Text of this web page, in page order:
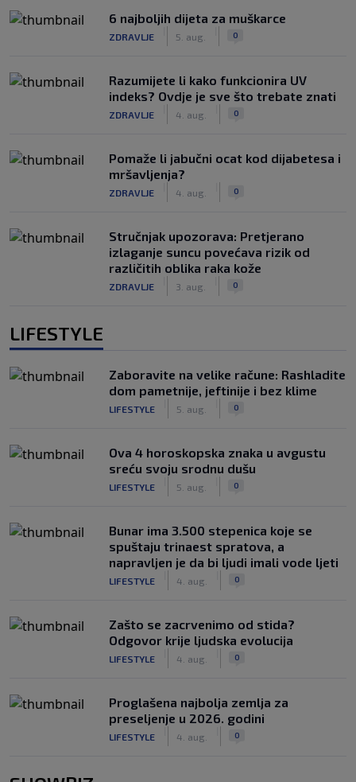
6 najboljih dijeta za muškarce
ZDRAVLJE 5. aug. 0
Razumijete li kako funkcionira UV
indeks? Ovdje je sve što trebate znati
ZDRAVLJE 4. aug. 0
Pomaže li jabučni ocat kod dijabetesa i
mršavljenja?
ZDRAVLJE 4. aug. 0
Stručnjak upozorava: Pretjerano
izlaganje suncu povećava rizik od
različitih oblika raka kože
ZDRAVLJE 3. aug. 0
LIFESTYLE
Zaboravite na velike račune: Rashladite
dom pametnije, jeftinije i bez klime
LIFESTYLE 5. aug. 0
Ova 4 horoskopska znaka u avgustu
sreću svoju srodnu dušu
LIFESTYLE 5. aug. 0
Bunar imа 3.500 stepenica koje se
spuštaju trinaest spratova, a
napravljen je da bi ljudi imali vode ljeti
LIFESTYLE 4. aug. 0
Zašto se zacrvenimo od stida?
Odgovor krije ljudska evolucija
LIFESTYLE 4. aug. 0
Proglašena najbolja zemlja za
preseljenje u 2026. godini
LIFESTYLE 4. aug. 0